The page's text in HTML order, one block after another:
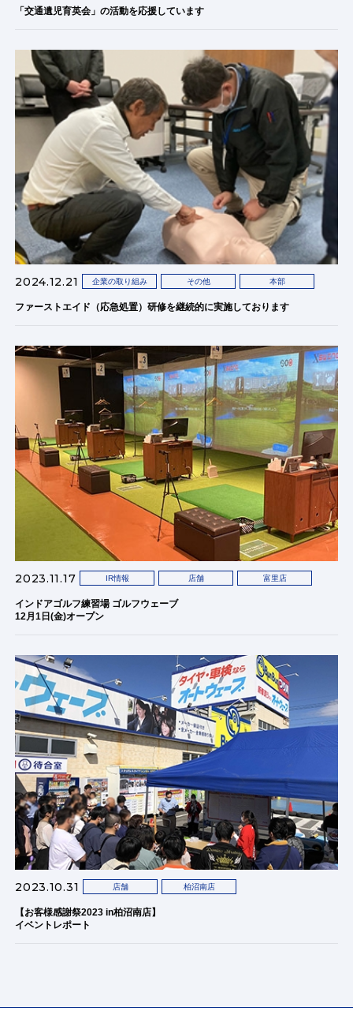
「交通遺児育英会」の活動を応援しています
2024.12.21 企業の取り組み その他 本部
ファーストエイド（応急処置）研修を継続的に実施しております
2023.11.17 IR情報 店舗 富里店
インドアゴルフ練習場 ゴルフウェーブ
12月1日(金)オープン
2023.10.31 店舗 柏沼南店
【お客様感謝祭2023 in柏沼南店】
イベントレポート